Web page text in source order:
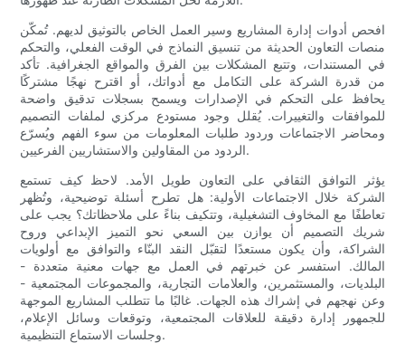
افحص أدوات إدارة المشاريع وسير العمل الخاص بالتوثيق لديهم. تُمكّن
منصات التعاون الحديثة من تنسيق النماذج في الوقت الفعلي، والتحكم
في المستندات، وتتبع المشكلات بين الفرق والمواقع الجغرافية. تأكد
من قدرة الشركة على التكامل مع أدواتك، أو اقترح نهجًا مشتركًا
يحافظ على التحكم في الإصدارات ويسمح بسجلات تدقيق واضحة
للموافقات والتغييرات. يُقلل وجود مستودع مركزي لملفات التصميم
ومحاضر الاجتماعات وردود طلبات المعلومات من سوء الفهم ويُسرّع
الردود من المقاولين والاستشاريين الفرعيين.
يؤثر التوافق الثقافي على التعاون طويل الأمد. لاحظ كيف تستمع
الشركة خلال الاجتماعات الأولية: هل تطرح أسئلة توضيحية، وتُظهر
تعاطفًا مع المخاوف التشغيلية، وتتكيف بناءً على ملاحظاتك؟ يجب على
شريك التصميم أن يوازن بين السعي نحو التميز الإبداعي وروح
الشراكة، وأن يكون مستعدًا لتقبّل النقد البنّاء والتوافق مع أولويات
المالك. استفسر عن خبرتهم في العمل مع جهات معنية متعددة -
البلديات، والمستثمرين، والعلامات التجارية، والمجموعات المجتمعية -
وعن نهجهم في إشراك هذه الجهات. غالبًا ما تتطلب المشاريع الموجهة
للجمهور إدارة دقيقة للعلاقات المجتمعية، وتوقعات وسائل الإعلام،
وجلسات الاستماع التنظيمية.